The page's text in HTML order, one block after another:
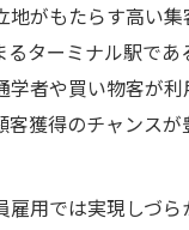
地がもたらす高い
ターミナル駅であ
学者や買い物客が
客獲得のチャンスが
雇用では実現しづ